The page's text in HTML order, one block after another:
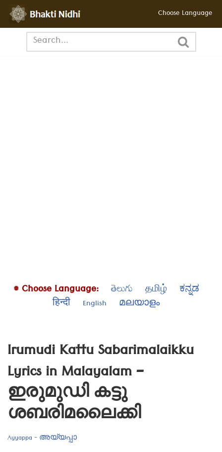
ഉള്ളടക്കത്തിലേക്ക്
പോകുക
Choose Language
# Choose Language: తెలుగు தமிழ்
ಕನ್ನಡ
हिन्दी
English മലയാളം
Irumudi Kattu Sabarimalaikku
Lyrics in Malayalam –
ഇരുമുഡി കട്ടു
ശബരിമലൈക്കി
Ayyappa - അയ്യപ്പാ